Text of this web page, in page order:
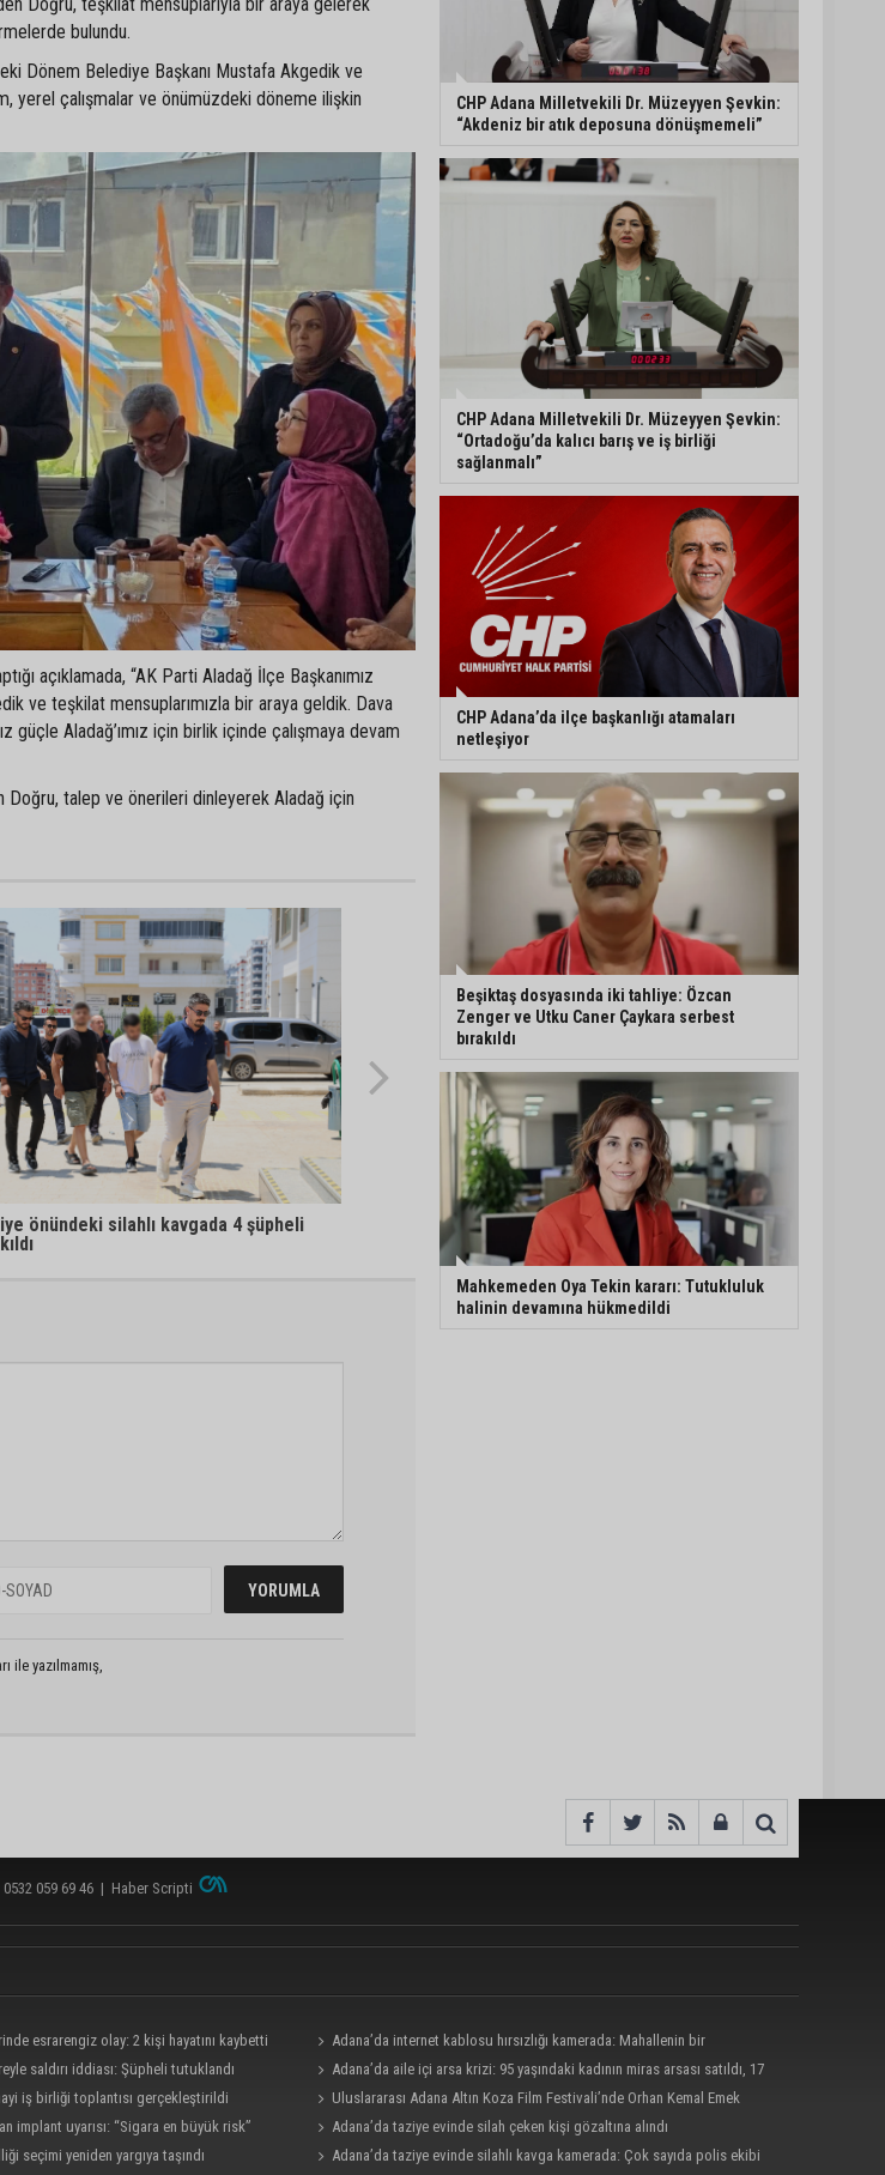
bulundu.
Dönem Belediye Başkanı Mustafa Akgedik ve
yerel çalışmalar ve önümüzdeki döneme ilişkin
açıklamada, “AK Parti Aladağ İlçe Başkanımız
ve teşkilat mensuplarımızla bir araya geldik. Dava
güçle Aladağ’ımız için birlik içinde çalışmaya devam
Doğru, talep ve önerileri dinleyerek Aladağ için
önündeki silahlı kavgada 4 şüpheli
ile yazılmamış,
Adana’da internet
kablosu hırsızlığı
kamerada: Mahallenin bir
bölümünde internet
erişimi kesildi
Adana Askeri Hastanesi
için tescil çağrısı:
“Satılmamalı, amaç dışı
CHP Adana Milletvekili
Dr. Müzeyyen Şevkin:
“Ortadoğu’da kalıcı barış
ve iş birliği sağlanmalı”
CHP Adana Milletvekili Dr. Müzeyyen Şevkin:
“Akdeniz bir atık deposuna dönüşmemeli”
CHP Adana Milletvekili Dr. Müzeyyen Şevkin:
“Ortadoğu’da kalıcı barış ve iş birliği
sağlanmalı”
CHP Adana’da ilçe başkanlığı atamaları
netleşiyor
Beşiktaş dosyasında iki tahliye: Özcan
Zenger ve Utku Caner Çaykara serbest
bırakıldı
Mahkemeden Oya Tekin kararı: Tutukluluk
halinin devamına hükmedildi
0532 059 69 46 | Haber Scripti
esrarengiz olay: 2 kişi hayatını kaybetti
Adana’da internet kablosu hırsızlığı kamerada: Mahallenin bir
bölümünde internet erişimi kesildi
saldırı iddiası: Şüpheli tutuklandı
Adana’da aile içi arsa krizi: 95 yaşındaki kadının miras arsası satıldı, 17
milyonun 13 milyonu harcandı
iş birliği toplantısı gerçekleştirildi
Uluslararası Adana Altın Koza Film Festivali’nde Orhan Kemal Emek
Ödülleri’nin sahipleri belli oldu
implant uyarısı: “Sigara en büyük risk”
Adana’da taziye evinde silah çeken kişi gözaltına alındı
seçimi yeniden yargıya taşındı
Adana’da taziye evinde silahlı kavga kamerada: Çok sayıda polis ekibi